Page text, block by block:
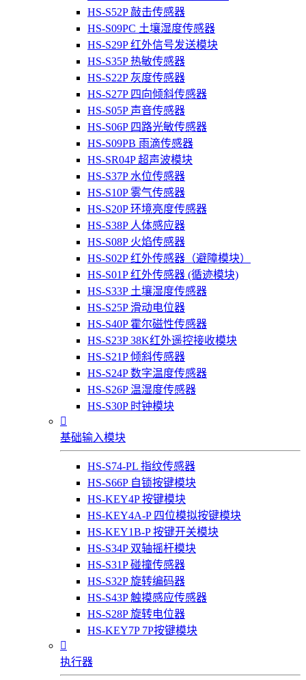
HS-S52P 敲击传感器
HS-S09PC 土壤湿度传感器
HS-S29P 红外信号发送模块
HS-S35P 热敏传感器
HS-S22P 灰度传感器
HS-S27P 四向倾斜传感器
HS-S05P 声音传感器
HS-S06P 四路光敏传感器
HS-S09PB 雨滴传感器
HS-SR04P 超声波模块
HS-S37P 水位传感器
HS-S10P 雾气传感器
HS-S20P 环境亮度传感器
HS-S38P 人体感应器
HS-S08P 火焰传感器
HS-S02P 红外传感器（避障模块）
HS-S01P 红外传感器 (循迹模块)
HS-S33P 土壤湿度传感器
HS-S25P 滑动电位器
HS-S40P 霍尔磁性传感器
HS-S23P 38K红外遥控接收模块
HS-S21P 倾斜传感器
HS-S24P 数字温度传感器
HS-S26P 温湿度传感器
HS-S30P 时钟模块

基础输入模块
HS-S74-PL 指纹传感器
HS-S66P 自锁按键模块
HS-KEY4P 按键模块
HS-KEY4A-P 四位模拟按键模块
HS-KEY1B-P 按键开关模块
HS-S34P 双轴摇杆模块
HS-S31P 碰撞传感器
HS-S32P 旋转编码器
HS-S43P 触摸感应传感器
HS-S28P 旋转电位器
HS-KEY7P 7P按键模块

执行器